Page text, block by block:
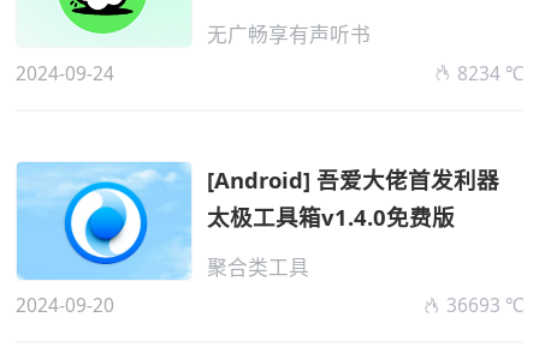
无广畅享有声听书
2024-09-24 8234 ℃
[Android] 吾爱大佬首发利器
太极工具箱v1.4.0免费版
聚合类工具
2024-09-20 36693 ℃